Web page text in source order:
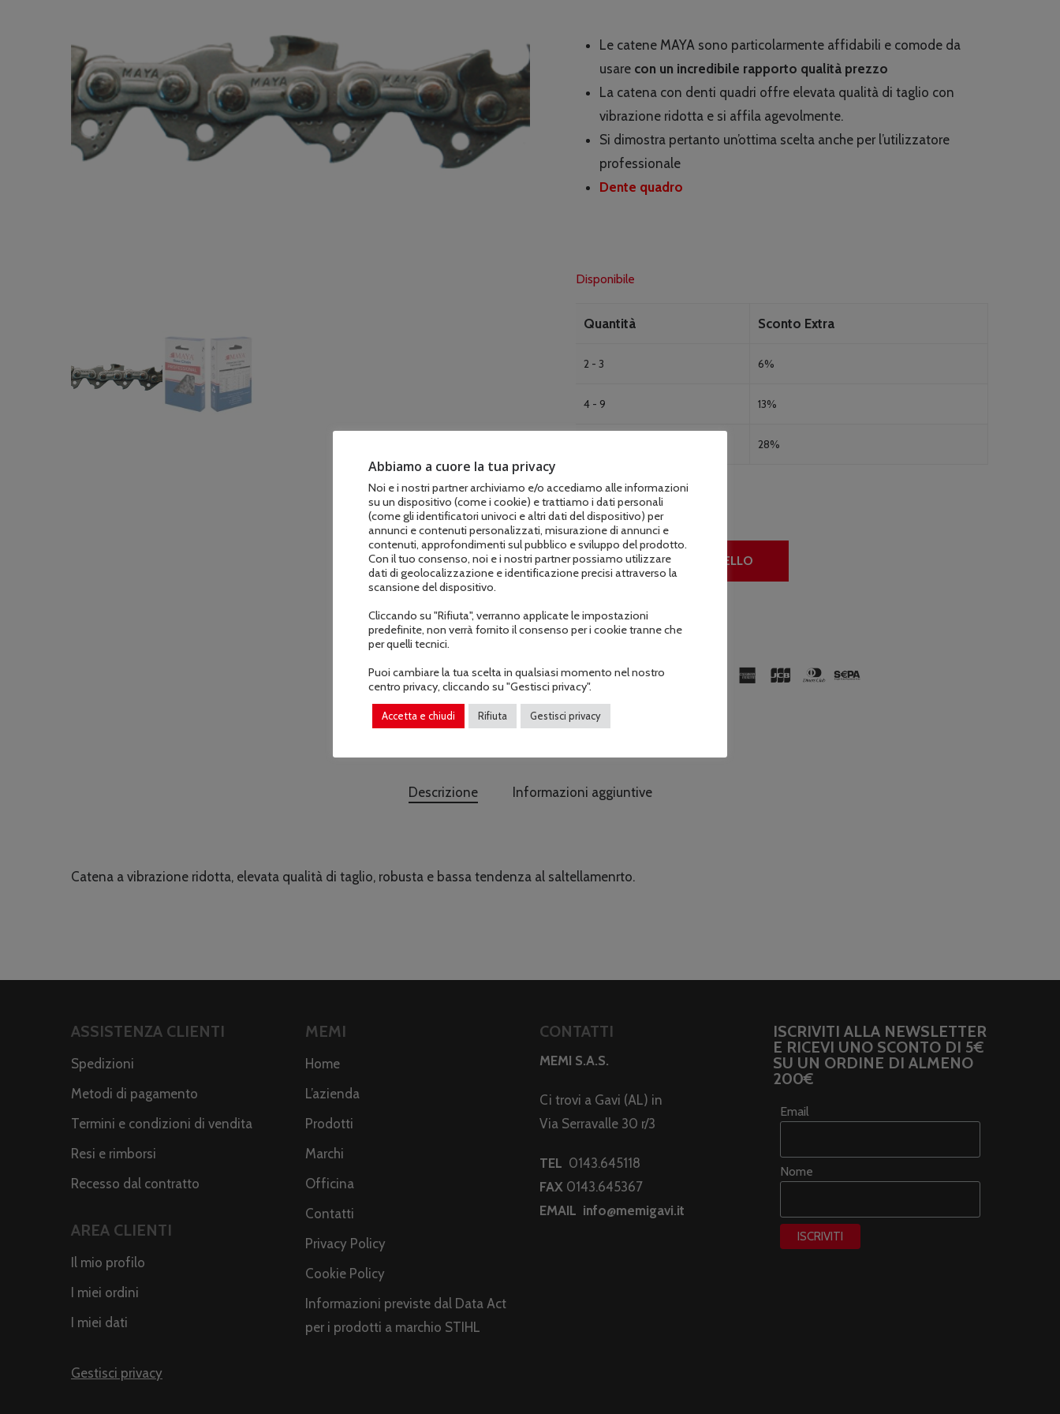
Le catene MAYA sono particolarmente affidabili e comode da
usare con un incredibile rapporto qualità prezzo
La catena con denti quadri offre elevata qualità di taglio con
vibrazione ridotta e si affila agevolmente.
Si dimostra pertanto un’ottima scelta anche per l’utilizzatore
professionale
Dente quadro
Disponibile
Quantità Sconto Extra
2 - 3 6%
4 - 9 13%
28%
AGGIUNGI AL CARRELLO
COD:452891
Descrizione Informazioni aggiuntive
Catena a vibrazione ridotta, elevata qualità di taglio, robusta e bassa tendenza al saltellamenrto.
ASSISTENZA CLIENTI
Spedizioni
Metodi di pagamento
Termini e condizioni di vendita
Resi e rimborsi
Recesso dal contratto
AREA CLIENTI
Il mio profilo
I miei ordini
I miei dati
Gestisci privacy
MEMI
Home
L’azienda
Prodotti
Marchi
Officina
Contatti
Privacy Policy
Cookie Policy
Informazioni previste dal Data Act
per i prodotti a marchio STIHL
CONTATTI
MEMI S.A.S.
Ci trovi a Gavi (AL) in
Via Serravalle 30 r/3
TEL 0143.645118
FAX 0143.645367
EMAIL info@memigavi.it
ISCRIVITI ALLA NEWSLETTER
E RICEVI UNO SCONTO DI 5€
SU UN ORDINE DI ALMENO
200€
Email
Nome
Abbiamo a cuore la tua privacy
Noi e i nostri partner archiviamo e/o accediamo alle informazioni
su un dispositivo (come i cookie) e trattiamo i dati personali
(come gli identificatori univoci e altri dati del dispositivo) per
annunci e contenuti personalizzati, misurazione di annunci e
contenuti, approfondimenti sul pubblico e sviluppo del prodotto.
Con il tuo consenso, noi e i nostri partner possiamo utilizzare
dati di geolocalizzazione e identificazione precisi attraverso la
scansione del dispositivo.
Cliccando su "Rifiuta", verranno applicate le impostazioni
predefinite, non verrà fornito il consenso per i cookie tranne che
per quelli tecnici.
Puoi cambiare la tua scelta in qualsiasi momento nel nostro
centro privacy, cliccando su "Gestisci privacy".
Accetta e chiudi Rifiuta Gestisci privacy